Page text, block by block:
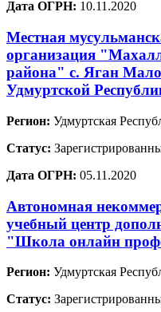
Дата ОГРН: 10.11.2020
Местная
организация
района" с. Яган
Удмуртской
Регион: Удмуртская
Статус:
Дата ОГРН: 05.11.2020
Автономная
учебный центр
"Школа онлайн
Регион: Удмуртская
Статус: